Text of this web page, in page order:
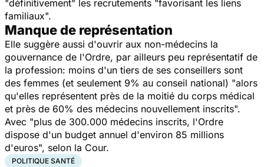
"définitivement" les recrutements "favorisant les liens
familiaux".
Manque de représentation
Elle suggère aussi d'ouvrir aux non-médecins la
gouvernance de l'Ordre, par ailleurs peu représentatif de
la profession: moins d'un tiers de ses conseillers sont
des femmes (et seulement 9% au conseil national) "alors
qu'elles représentent près de la moitié du corps médical
et près de 60% des médecins nouvellement inscrits".
Avec "plus de 300.000 médecins inscrits, l'Ordre
dispose d'un budget annuel d'environ 85 millions
d'euros", selon la Cour.
POLITIQUE SANTÉ